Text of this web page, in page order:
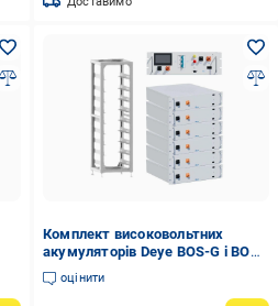
Комплект високовольтних
акумуляторів Deye BOS-G і BOS-
G-PDU2/стійка 3U-LRACK
(2977148698)
оцінити